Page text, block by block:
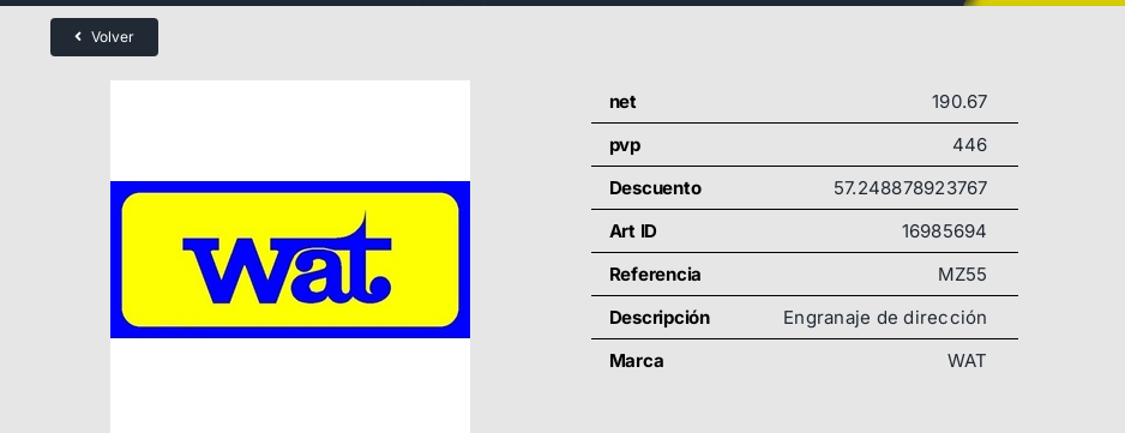
Volver
net
190.67
pvp
446
Descuento
57.248878923767
Art ID
16985694
Referencia
MZ55
Descripción
Engranaje de dirección
Marca
WAT